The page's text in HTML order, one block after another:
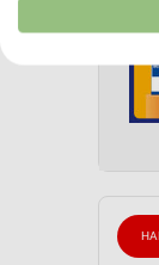
Erstellung
Erstellung von
Messung der